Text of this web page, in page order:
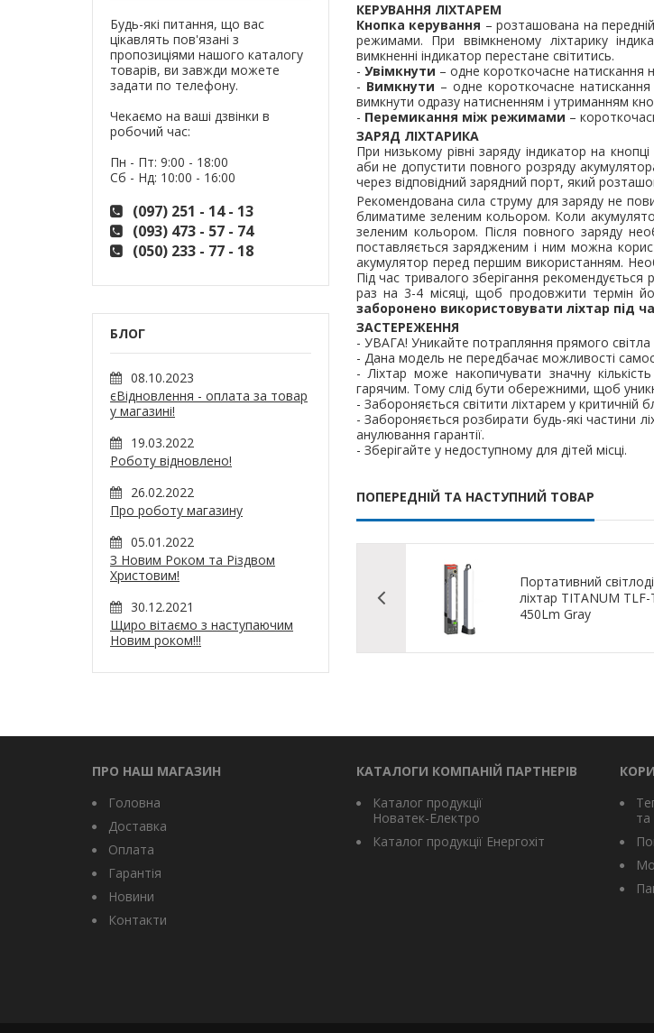
Будь-які питання, що вас
цікавлять пов'язані з
пропозиціями нашого каталогу
товарів, ви завжди можете
задати по телефону.
Чекаємо на ваші дзвінки в
робочий час:
Пн - Пт: 9:00 - 18:00
Сб - Нд: 10:00 - 16:00
(097) 251 - 14 - 13
(093) 473 - 57 - 74
(050) 233 - 77 - 18
БЛОГ
08.10.2023
єВідновлення - оплата за товар
у магазині!
19.03.2022
Роботу відновлено!
26.02.2022
Про роботу магазину
05.01.2022
З Новим Роком та Різдвом
Христовим!
30.12.2021
Щиро вітаємо з наступаючим
Новим роком!!!
КЕРУВАННЯ ЛІХТАРЕМ
Кнопка керування – розташована на
режимами. При ввімкненому ліхтарику
вимкненні індикатор перестане світитись.
- Увімкнути – одне короткочасне натискання
- Вимкнути – одне короткочасне
вимкнути одразу натисненням і утриманням
- Перемикання між режимами –
ЗАРЯД ЛІХТАРИКА
При низькому рівні заряду індикатор на
аби не допустити повного розряду
через відповідний зарядний порт, який
Рекомендована сила струму для заряду не
блиматиме зеленим кольором. Коли
зеленим кольором. Після повного заряду
поставляється зарядженим і ним можна
акумулятор перед першим використанням.
Під час тривалого зберігання рекомендується
раз на 3-4 місяці, щоб продовжити термін
заборонено використовувати ліхтар під
ЗАСТЕРЕЖЕННЯ
- УВАГА! Уникайте потрапляння прямого світла
- Дана модель не передбачає можливості
- Ліхтар може накопичувати значну
гарячим. Тому слід бути обережними, щоб
- Забороняється світити ліхтарем у критичній
- Забороняється розбирати будь-які частини
анулювання гарантії.
- Зберігайте у недоступному для дітей місці.
ПОПЕРЕДНІЙ ТА НАСТУПНИЙ ТОВАР
Портативний
ліхтар TITANUM TLF-
450Lm Gray
ПРО НАШ МАГАЗИН
Головна
Доставка
Оплата
Гарантія
Новини
Контакти
КАТАЛОГИ КОМПАНІЙ ПАРТНЕРІВ
Каталог продукції
Новатек-Електро
Каталог продукції Енергохіт
та